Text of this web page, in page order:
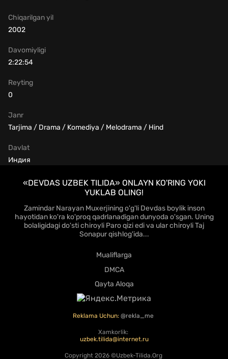
Chiqarilgan yil
2002
Janr
Tarjima / Drama / Komediya / Melodrama / Hind
Davomiyligi
2:22:54
Davlat
Индия
Reyting
0
«DEVDAS UZBEK TILIDA» ONLAYN KO'RING YOKI
YUKLAB OLING!
Zamindar Narayan Muxerjining o'g'li Devdas boylik inson
hayotidan ko'ra ko'proq qadrlanadigan dunyoda o'sgan. Uning
bolaligidagi do'sti chiroyli Paro qizi edi va ular chiroyli Taj
Sonapur qishlog'ida...
Mualiflarga
DMCA
Qayta Aloqa
Reklama Uchun: @rekla_me
Xamkorlik:
uzbek.tilida@internet.ru
Copyright 2026 ©Uzbek-Tilida.Org